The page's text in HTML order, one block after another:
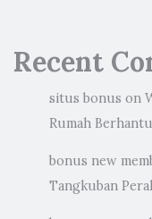
Recent
situs bonus on
Rumah
bonus new
Tangkuban